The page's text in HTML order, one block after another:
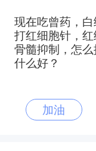
现在吃曾药，白
打红细胞针，红
骨髓抑制，怎
什么好？
加油